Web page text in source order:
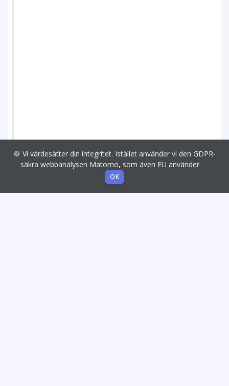
🍪 Vi värdesätter din integritet. Istället använder vi den GDPR-
säkra webbanalysen Matomo, som även EU använder.
OK